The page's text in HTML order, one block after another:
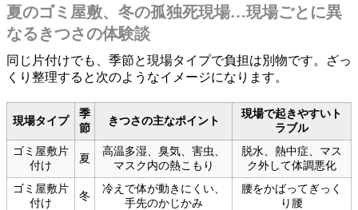
夏のゴミ屋敷、冬の孤独死現場…現場ごとに異
なるきつさの体験談
同じ片付けでも、季節と現場タイプで負担は別物です。ざっ
くり整理すると次のようなイメージになります。
現場タイプ
季
節
きつさの主なポイント
現場で起きやすいト
ラブル
ゴミ屋敷片
付け
夏
高温多湿、臭気、害虫、
マスク内の熱こもり
脱水、熱中症、マス
ク外して体調悪化
ゴミ屋敷片
付け
冬
冷えで体が動きにくい、
手先のかじかみ
腰をかばってぎっく
り腰